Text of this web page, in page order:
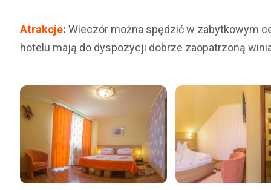
Atrakcje: Wieczór można spędzić w zabytkowym
hotelu mają do dyspozycji dobrze zaopatrzoną